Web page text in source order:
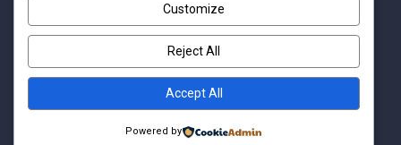
© Copyright 2016 Association Eau et Développement.
By Pixelia.
Customize
Reject All
Accept All
Powered by